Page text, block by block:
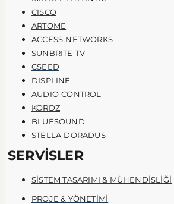
CISCO
ARTOME
ACCESS NETWORKS
SUNBRITE TV
CSEED
DISPLINE
AUDIO CONTROL
KORDZ
BLUESOUND
STELLA DORADUS
SERVİSLER
SİSTEM TASARIMI & MÜHENDİSLİĞİ
PROJE & YÖNETİMİ